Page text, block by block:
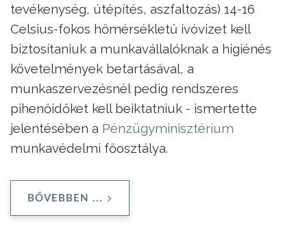
tevékenység, útépítés, aszfaltozás) 14-16
Celsius-fokos hőmérsékletű ivóvizet kell
biztosítaniuk a munkavállalóknak a higiénés
követelmények betartásával, a
munkaszervezésnél pedig rendszeres
pihenőidőket kell beiktatniuk - ismertette
jelentésében a Pénzügyminisztérium
munkavédelmi főosztálya.
BŐVEBBEN ...